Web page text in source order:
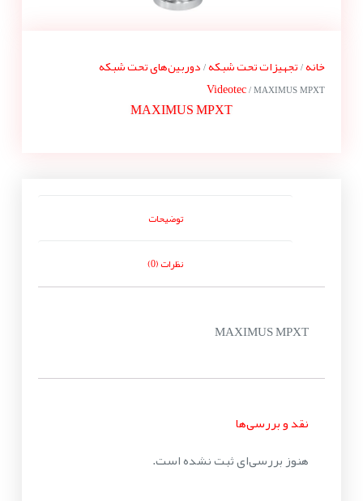
خانه/ تجهیزات تحت شبکه/ دوربین‌های تحت شبکه
Videotec / MAXIMUS MPXT
MAXIMUS MPXT
توضیحات
نظرات (0)
MAXIMUS MPXT
نقد و بررسی‌ها
هنوز بررسی‌ای ثبت نشده است.